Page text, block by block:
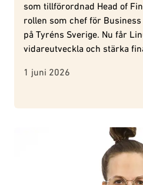
som tillförordnad Head of
rollen som chef för
på Tyréns Sverige. Nu får
vidareutveckla och stärka
1 juni 2026